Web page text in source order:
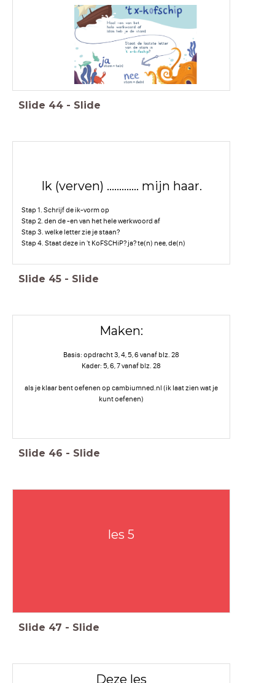
Slide 44 - Slide
Ik (verven) ............. mijn haar.
Stap 1. Schrijf de ik-vorm op
Stap 2. den de -en van het hele werkwoord af
Stap 3. welke letter zie je staan?
Stap 4. Staat deze in 't KoFSCHiP? ja? te(n) nee, de(n)
Slide 45 - Slide
Maken:
Basis: opdracht 3, 4, 5, 6 vanaf blz. 28
Kader: 5, 6, 7 vanaf blz. 28
als je klaar bent oefenen op cambiumned.nl (ik laat zien wat je
kunt oefenen)
Slide 46 - Slide
les 5
Slide 47 - Slide
Deze les